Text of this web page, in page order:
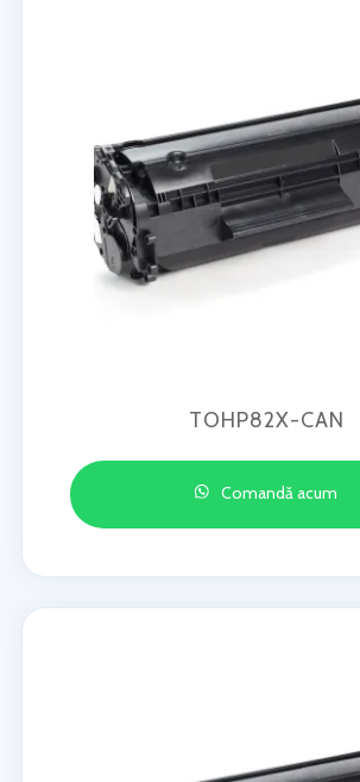
TOHP82X-CAN
Comandă acum